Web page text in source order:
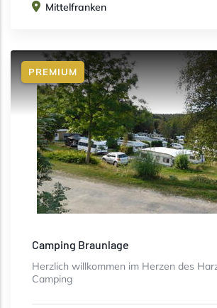
Mittelfranken
PREMIUM
Camping Braunlage
Herzlich willkommen im Herzen des
Camping